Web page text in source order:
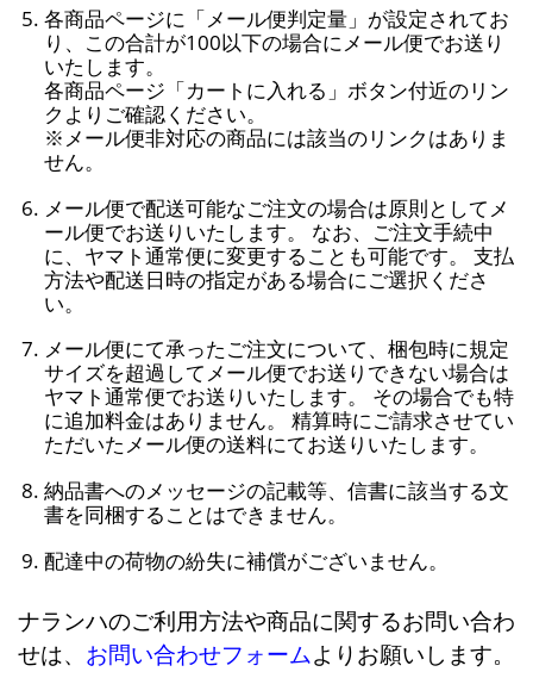
各商品ページに「メール便判定量」が設定されてお
り、この合計が100以下の場合にメール便でお送り
いたします。
各商品ページ「カートに入れる」ボタン付近のリン
クよりご確認ください。
※メール便非対応の商品には該当のリンクはありま
せん。
メール便で配送可能なご注文の場合は原則としてメ
ール便でお送りいたします。 なお、ご注文手続中
に、ヤマト通常便に変更することも可能です。 支払
方法や配送日時の指定がある場合にご選択くださ
い。
メール便にて承ったご注文について、梱包時に規定
サイズを超過してメール便でお送りできない場合は
ヤマト通常便でお送りいたします。 その場合でも特
に追加料金はありません。 精算時にご請求させてい
ただいたメール便の送料にてお送りいたします。
納品書へのメッセージの記載等、信書に該当する文
書を同梱することはできません。
配達中の荷物の紛失に補償がございません。
ナランハのご利用方法や商品に関するお問い合わ
せは、 お問い合わせフォームよりお願いします。